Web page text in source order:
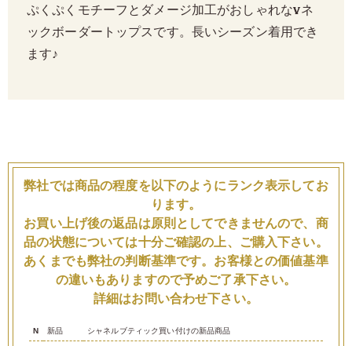
ぷくぷくモチーフとダメージ加工がおしゃれなVネ
ックボーダートップスです。長いシーズン着用でき
ます♪
弊社では商品の程度を以下のようにランク表示してお
ります。
お買い上げ後の返品は原則としてできませんので、商
品の状態については十分ご確認の上、ご購入下さい。
あくまでも弊社の判断基準です。お客様との価値基準
の違いもありますので予めご了承下さい。
詳細はお問い合わせ下さい。
N 新品 シャネルブティック買い付けの新品商品